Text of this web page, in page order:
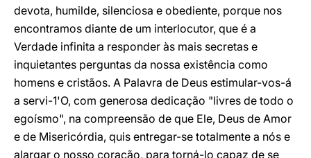
devota, humilde, silenciosa e obediente, porque nos
encontramos diante de um interlocutor, que é a
Verdade infinita a responder às mais secretas e
inquietantes perguntas da nossa existência como
homens e cristãos. A Palavra de Deus estimular-vos-á
a servi-1'O, com generosa dedicação "livres de todo o
egoísmo", na compreensão de que Ele, Deus de Amor
e de Misericórdia, quis entregar-se totalmente a nós e
alargar o nosso coração, para torná-lo capaz de se